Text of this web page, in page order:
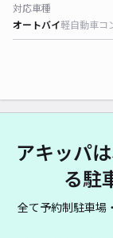
対応車種
オートバイ軽自動車コ
アキッパ
る駐
全て予約制駐車場